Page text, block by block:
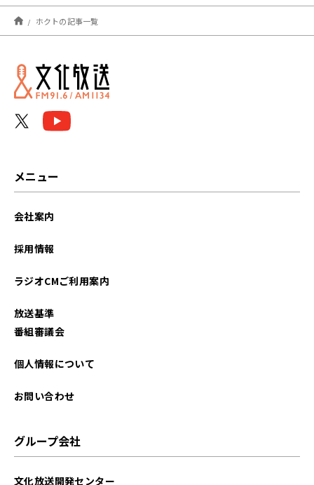
2025年09月
2025年08月
2025年07月
2024年10月
2024年07月
ホクトの記事一覧
メニュー
会社案内
採用情報
ラジオCMご利用案内
放送基準
番組審議会
個人情報について
お問い合わせ
グループ会社
文化放送開発センター